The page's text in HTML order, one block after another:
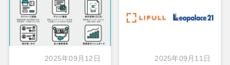
2025年09月12日 2025年09月11日